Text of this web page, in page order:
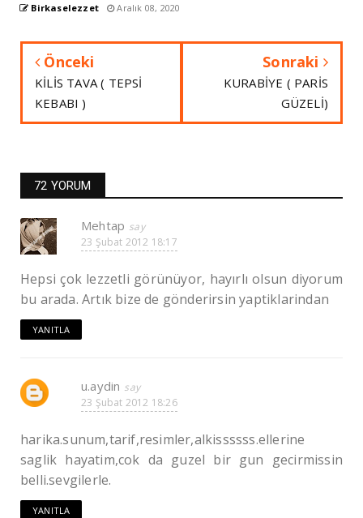
Birkaselezzet Aralık 08, 2020
Önceki
KİLİS TAVA ( TEPSİ
KEBABI )
Sonraki
KURABİYE ( PARİS
GÜZELİ)
72 YORUM
Mehtap
23 Şubat 2012 18:17
Hepsi çok lezzetli görünüyor, hayırlı olsun diyorum
bu arada. Artık bize de gönderirsin yaptiklarindan
YANITLA
u.aydin
23 Şubat 2012 18:26
harika.sunum,tarif,resimler,alkissssss.ellerine
saglik hayatim,cok da guzel bir gun gecirmissin
belli.sevgilerle.
YANITLA